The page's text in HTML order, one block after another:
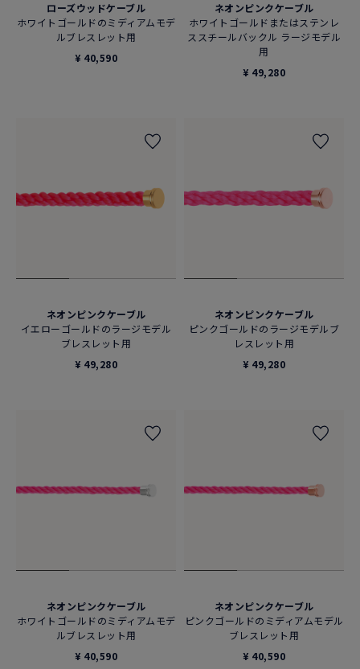
ローズウッドケーブル
ホワイトゴールドのミディアムモデ
ルブレスレット用
¥ 40,590
ネオンピンクケーブル
ホワイトゴールドまたはステンレ
ススチールバックル ラージモデル
用
¥ 49,280
ネオンピンクケーブル
イエローゴールドのラージモデル
ブレスレット用
¥ 49,280
ネオンピンクケーブル
ピンクゴールドのラージモデルブ
レスレット用
¥ 49,280
ネオンピンクケーブル
ホワイトゴールドのミディアムモデ
ルブレスレット用
¥ 40,590
ネオンピンクケーブル
ピンクゴールドのミディアムモデル
ブレスレット用
¥ 40,590